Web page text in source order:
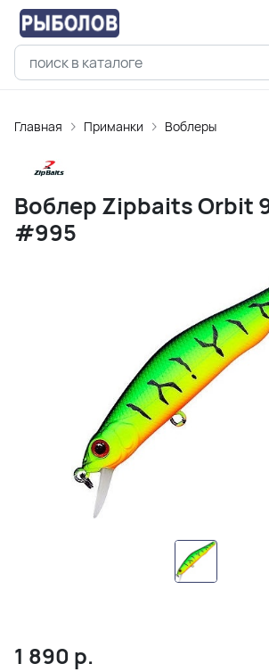
Главная Приманки Воблеры
Воблер Zipbaits Orbit
#995
1 890 р.